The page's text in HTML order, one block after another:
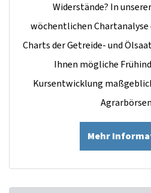
Widerstände? In
wöchentlichen
Charts der Getreide- und
Ihnen mögliche
Kursentwicklung
Mehr